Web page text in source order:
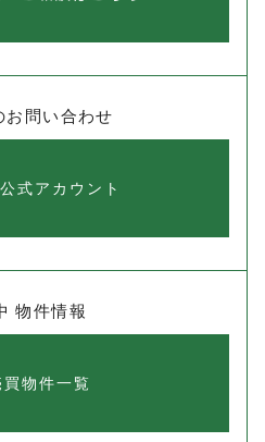
お問い合わせ
式アカウント
物件情報
買物件一覧